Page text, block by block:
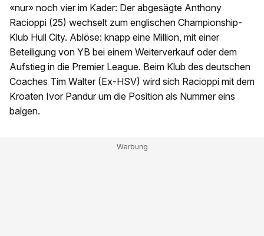
«nur» noch vier im Kader: Der abgesägte Anthony
Racioppi (25) wechselt zum englischen Championship-
Klub Hull City. Ablöse: knapp eine Million, mit einer
Beteiligung von YB bei einem Weiterverkauf oder dem
Aufstieg in die Premier League. Beim Klub des deutschen
Coaches Tim Walter (Ex-HSV) wird sich Racioppi mit dem
Kroaten Ivor Pandur um die Position als Nummer eins
balgen.